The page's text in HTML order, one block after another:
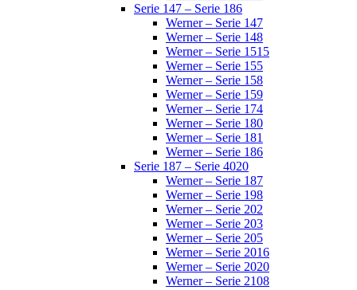
Serie 147 – Serie 186
Werner – Serie 147
Werner – Serie 148
Werner – Serie 1515
Werner – Serie 155
Werner – Serie 158
Werner – Serie 159
Werner – Serie 174
Werner – Serie 180
Werner – Serie 181
Werner – Serie 186
Serie 187 – Serie 4020
Werner – Serie 187
Werner – Serie 198
Werner – Serie 202
Werner – Serie 203
Werner – Serie 205
Werner – Serie 2016
Werner – Serie 2020
Werner – Serie 2108